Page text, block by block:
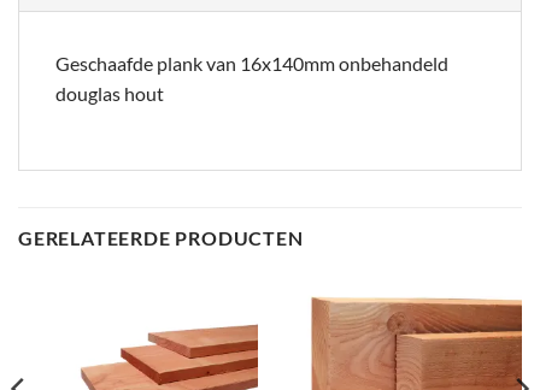
Geschaafde plank van 16x140mm onbehandeld
douglas hout
GERELATEERDE PRODUCTEN